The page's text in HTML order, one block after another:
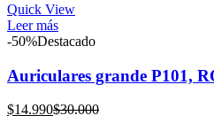
$10.990.
Quick View
Leer más
-50%Destacado
Auriculares grande P101,
$14.990El
$30.000El